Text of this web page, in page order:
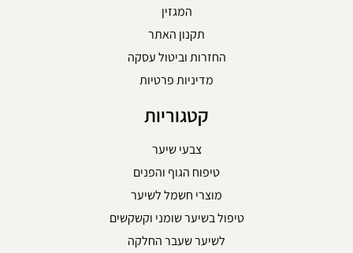
המגזין
תקנון האתר
החזרות וביטול עסקה
מדיניות פרטיות
קטגוריות
צבעי שיער
טיפוח הגוף והפנים
מוצרי חשמל לשיער
טיפול בשיער שומני וקשקשים
לשיער שעבר החלקה